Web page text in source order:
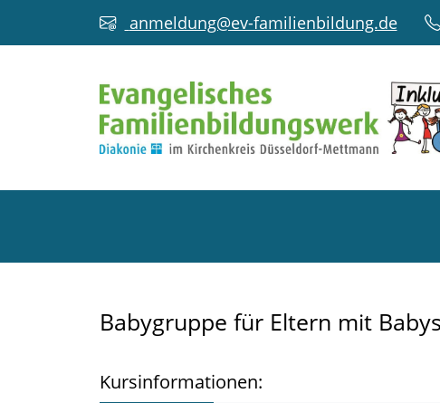
anmeldung@ev-familienbildung.de
Babygruppe für Eltern mit
Kursinformationen: